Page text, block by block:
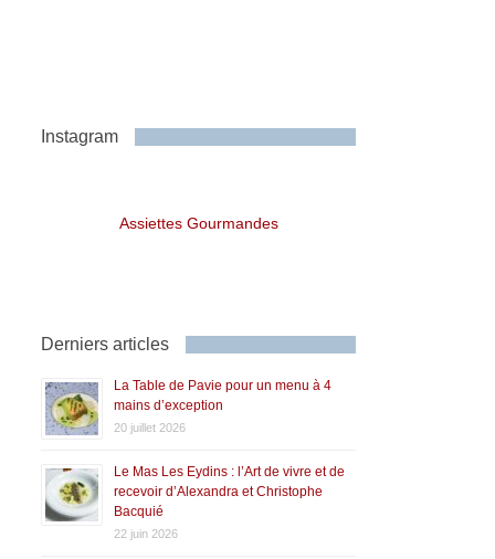
Instagram
Assiettes Gourmandes
Derniers articles
La Table de Pavie pour un menu à 4
mains d’exception
20 juillet 2026
Le Mas Les Eydins : l’Art de vivre et de
recevoir d’Alexandra et Christophe
Bacquié
22 juin 2026